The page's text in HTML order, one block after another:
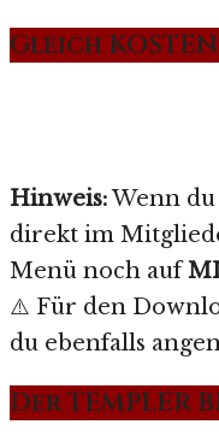
Gleich
Hinweis:Wenn
direkt im
Menü noch auf
⚠️ Für den
du ebenfalls
Der TEMPLER